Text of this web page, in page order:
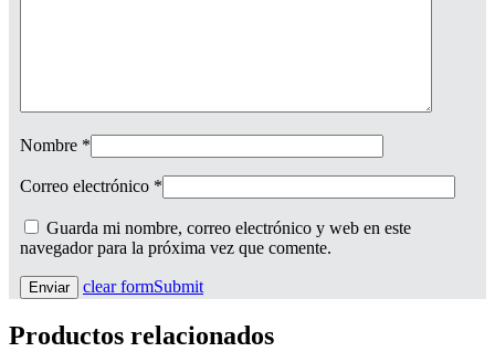
Nombre *
Correo electrónico *
Guarda mi nombre, correo electrónico y web en este
navegador para la próxima vez que comente.
clear formSubmit
Productos relacionados